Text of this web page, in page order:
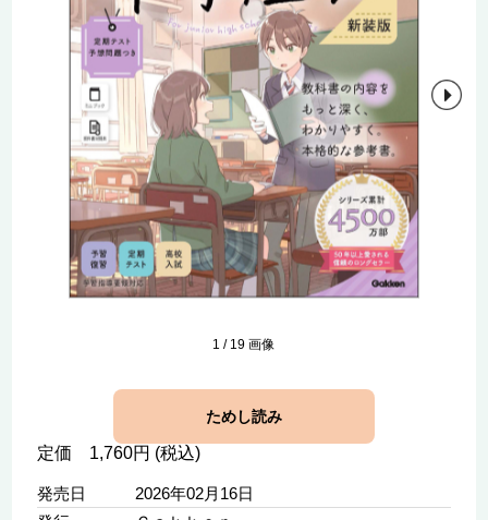
1 / 19 画像
ためし読み
定価 1,760円 (税込)
発売日
2026年02月16日